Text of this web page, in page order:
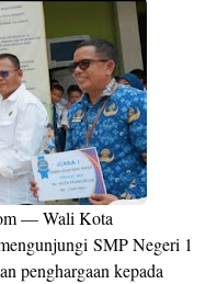
— Wali Kota
SMP Negeri 1
penghargaan kepada